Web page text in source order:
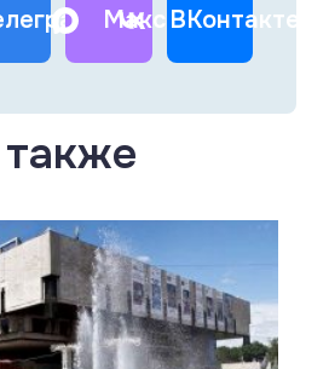
Макс ВКонтакте